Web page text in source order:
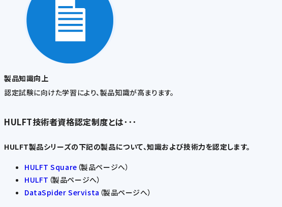
製品知識向上
認定試験に向けた学習により、製品知識が高まります。
HULFT技術者資格認定制度とは･･･
HULFT製品シリーズの下記の製品について、知識および技術力を認定します。
HULFT Square （製品ページへ）
HULFT （製品ページへ）
DataSpider Servista （製品ページへ）